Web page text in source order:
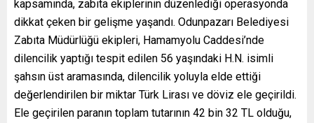
kapsamında, zabıta ekiplerinin düzenlediği operasyonda
dikkat çeken bir gelişme yaşandı. Odunpazarı Belediyesi
Zabıta Müdürlüğü ekipleri, Hamamyolu Caddesi’nde
dilencilik yaptığı tespit edilen 56 yaşındaki H.N. isimli
şahsın üst aramasında, dilencilik yoluyla elde ettiği
değerlendirilen bir miktar Türk Lirası ve döviz ele geçirildi.
Ele geçirilen paranın toplam tutarının 42 bin 32 TL olduğu,